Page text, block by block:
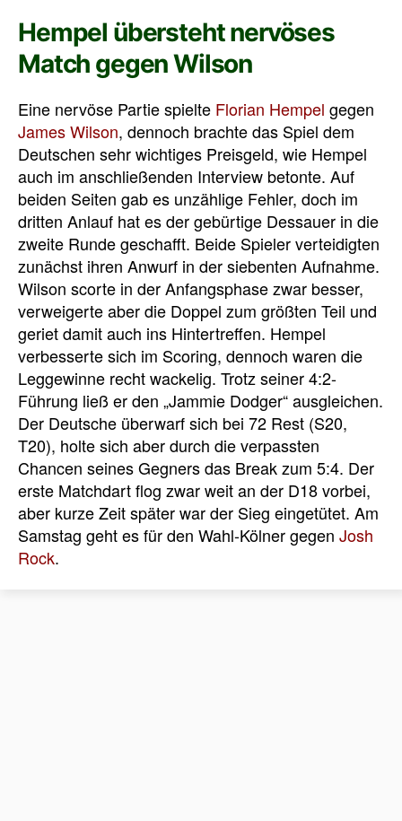
Hempel übersteht nervöses
Match gegen Wilson
Eine nervöse Partie spielte Florian Hempel gegen
James Wilson, dennoch brachte das Spiel dem
Deutschen sehr wichtiges Preisgeld, wie Hempel
auch im anschließenden Interview betonte. Auf
beiden Seiten gab es unzählige Fehler, doch im
dritten Anlauf hat es der gebürtige Dessauer in die
zweite Runde geschafft. Beide Spieler verteidigten
zunächst ihren Anwurf in der siebenten Aufnahme.
Wilson scorte in der Anfangsphase zwar besser,
verweigerte aber die Doppel zum größten Teil und
geriet damit auch ins Hintertreffen. Hempel
verbesserte sich im Scoring, dennoch waren die
Leggewinne recht wackelig. Trotz seiner 4:2-
Führung ließ er den „Jammie Dodger“ ausgleichen.
Der Deutsche überwarf sich bei 72 Rest (S20,
T20), holte sich aber durch die verpassten
Chancen seines Gegners das Break zum 5:4. Der
erste Matchdart flog zwar weit an der D18 vorbei,
aber kurze Zeit später war der Sieg eingetütet. Am
Samstag geht es für den Wahl-Kölner gegen Josh
Rock.